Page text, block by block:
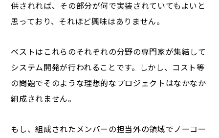
供されれば、その部分が何で実装されていてもよいと
思っており、それほど興味はありません。
ベストはこれらのそれぞれの分野の専門家が集結して
システム開発が行われることです。しかし、コスト等
の問題でそのような理想的なプロジェクトはなかなか
組成されません。
もし、組成されたメンバーの担当外の領域でノーコー